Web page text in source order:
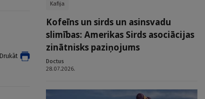
Drukāt
Kafija
Kofeīns un sirds un asinsvadu
slimības: Amerikas Sirds asociācijas
zinātnisks paziņojums
Doctus
28.07.2026.